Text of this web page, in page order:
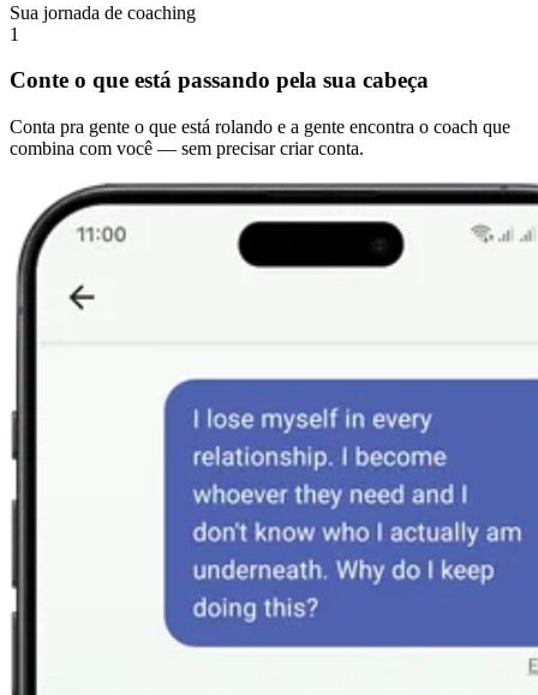
Sua jornada de coaching
1
Conte o que está passando pela sua cabeça
Conta pra gente o que está rolando e a gente encontra o coach que
combina com você — sem precisar criar conta.